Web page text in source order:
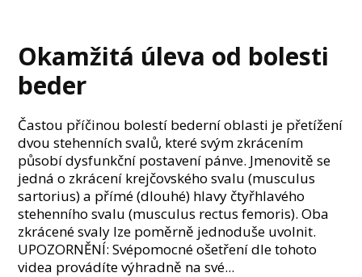
Okamžitá úleva od bolesti
beder
Častou příčinou bolestí bederní oblasti je přetížení
dvou stehenních svalů, které svým zkrácením
působí dysfunkční postavení pánve. Jmenovitě se
jedná o zkrácení krejčovského svalu (musculus
sartorius) a přímé (dlouhé) hlavy čtyřhlavého
stehenního svalu (musculus rectus femoris). Oba
zkrácené svaly lze poměrně jednoduše uvolnit.
UPOZORNĚNÍ: Svépomocné ošetření dle tohoto
videa provádíte výhradně na své...